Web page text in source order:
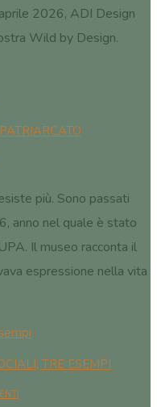
2026, ADI Design
Wild by Design.
più. Sono passati
anno nel quale è stato
Il museo racconta il
espressione nella vita
TRE ESEMPI